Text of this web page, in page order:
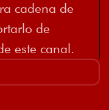
cadena de
de
este canal.